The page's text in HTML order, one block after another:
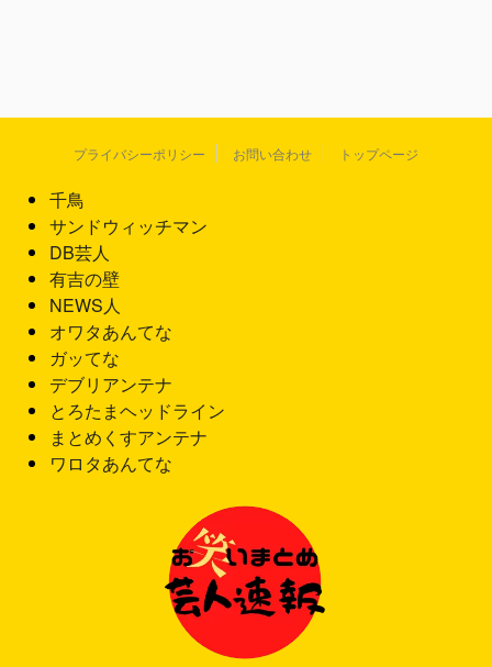
プライバシーポリシー お問い合わせ トップページ
千鳥
サンドウィッチマン
DB芸人
有吉の壁
NEWS人
オワタあんてな
ガッてな
デブリアンテナ
とろたまヘッドライン
まとめくすアンテナ
ワロタあんてな